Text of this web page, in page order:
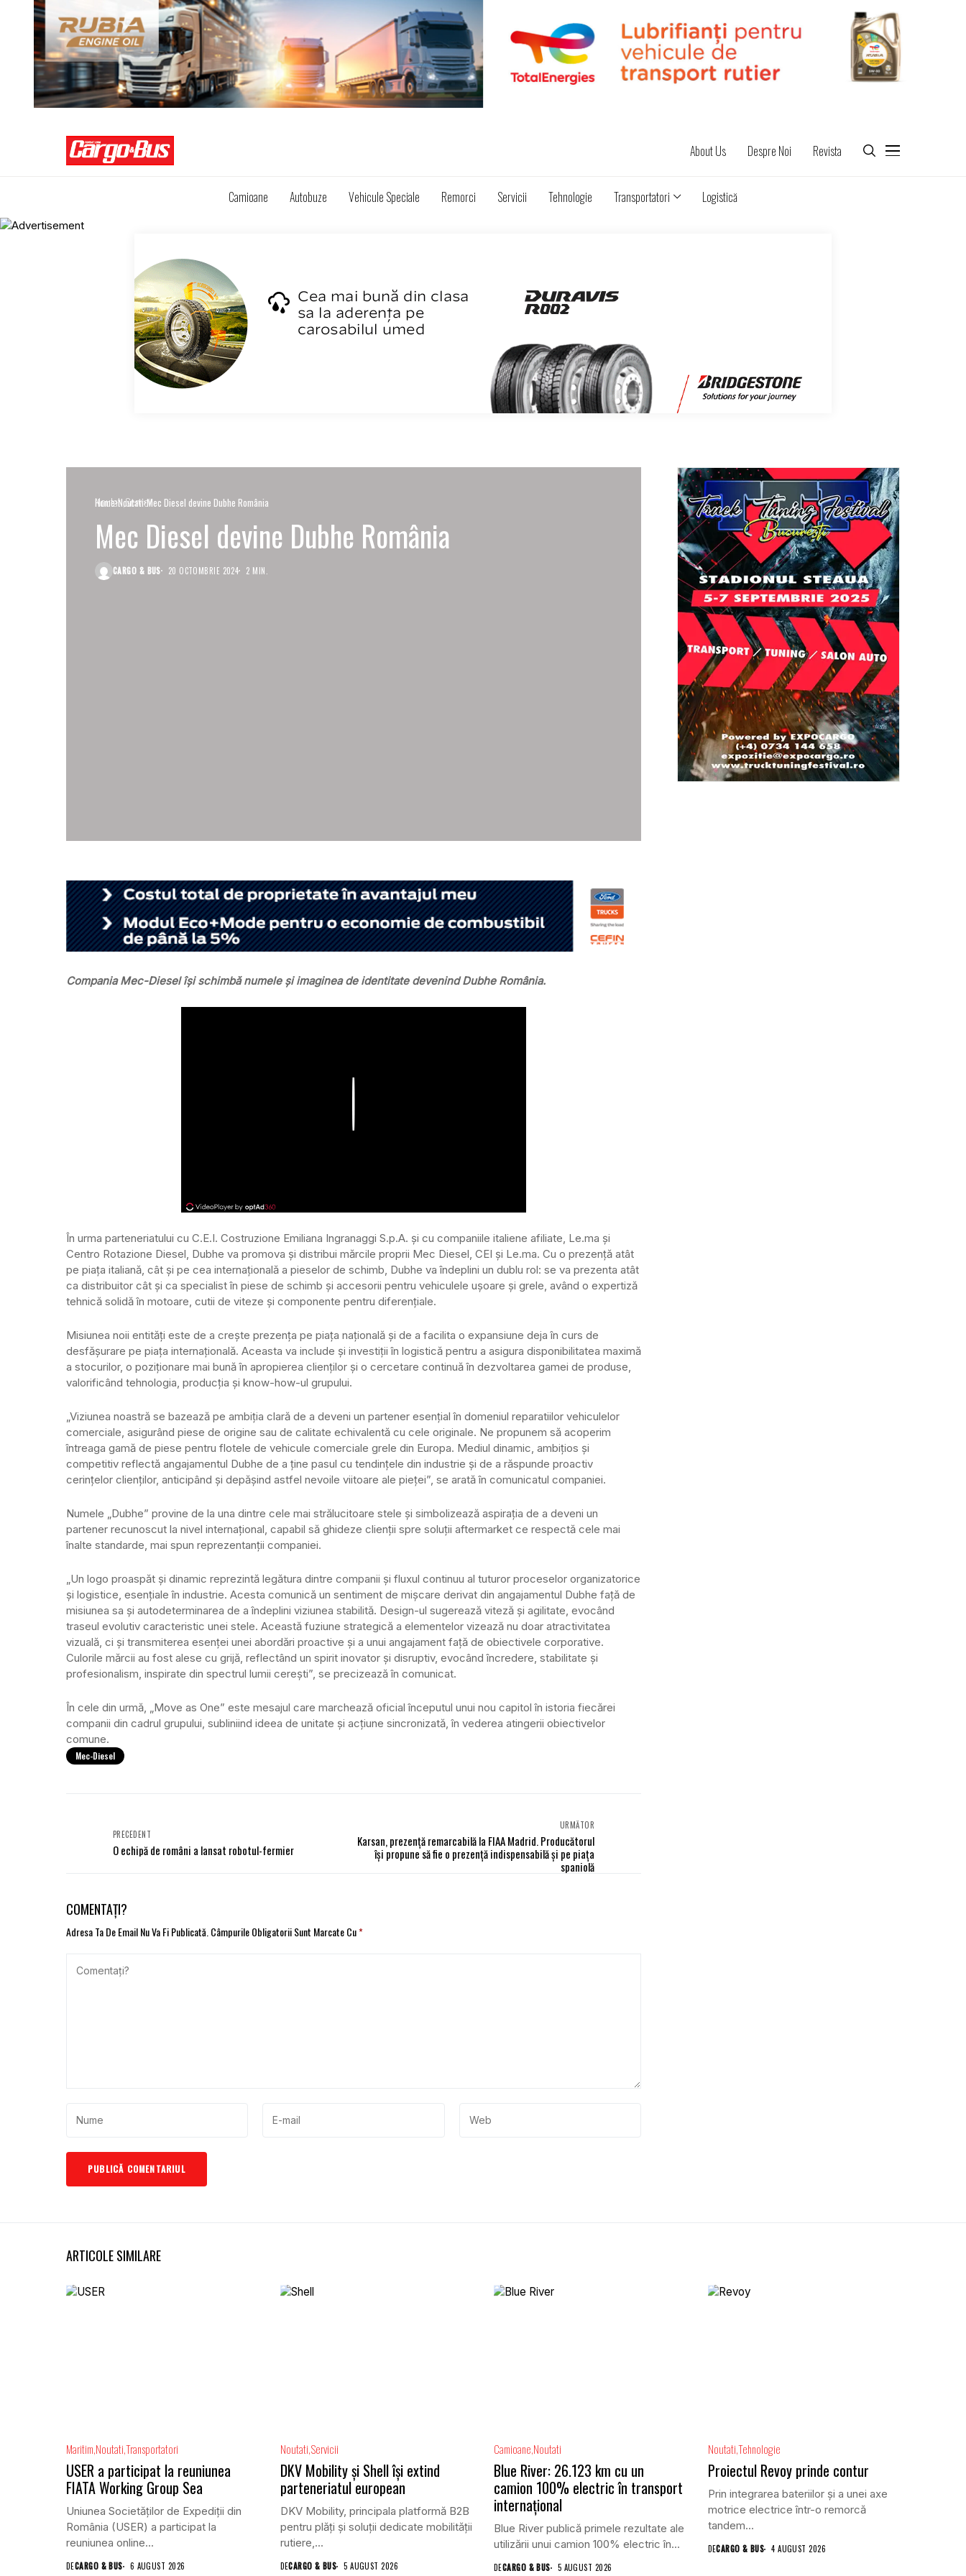
About Us Despre Noi Revista
Camioane Autobuze Vehicule Speciale Remorci Servicii Tehnologie Transportatori Logistică
Home Noutati Mec Diesel devine Dubhe România
NoutatiServicii
Mec Diesel devine Dubhe România
CARGO & BUS 20 OCTOMBRIE 2024 2 MIN.
Compania Mec-Diesel își schimbă numele și imaginea de identitate devenind Dubhe România.
În urma parteneriatului cu C.E.I. Costruzione Emiliana Ingranaggi S.p.A. și cu companiile italiene afiliate, Le.ma și
Centro Rotazione Diesel, Dubhe va promova și distribui mărcile proprii Mec Diesel, CEI și Le.ma. Cu o prezență atât
pe piața italiană, cât și pe cea internațională a pieselor de schimb, Dubhe va îndeplini un dublu rol: se va prezenta atât
ca distribuitor cât și ca specialist în piese de schimb și accesorii pentru vehiculele ușoare și grele, având o expertiză
tehnică solidă în motoare, cutii de viteze și componente pentru diferențiale.
Misiunea noii entități este de a crește prezența pe piața națională și de a facilita o expansiune deja în curs de
desfășurare pe piața internațională. Aceasta va include și investiții în logistică pentru a asigura disponibilitatea maximă
a stocurilor, o poziționare mai bună în apropierea clienților și o cercetare continuă în dezvoltarea gamei de produse,
valorificând tehnologia, producția și know-how-ul grupului.
„Viziunea noastră se bazează pe ambiția clară de a deveni un partener esențial în domeniul reparatiilor vehiculelor
comerciale, asigurând piese de origine sau de calitate echivalentă cu cele originale. Ne propunem să acoperim
întreaga gamă de piese pentru flotele de vehicule comerciale grele din Europa. Mediul dinamic, ambițios și
competitiv reflectă angajamentul Dubhe de a ține pasul cu tendințele din industrie și de a răspunde proactiv
cerințelor clienților, anticipând și depășind astfel nevoile viitoare ale pieței”, se arată în comunicatul companiei.
Numele „Dubhe” provine de la una dintre cele mai strălucitoare stele și simbolizează aspirația de a deveni un
partener recunoscut la nivel internațional, capabil să ghideze clienții spre soluții aftermarket ce respectă cele mai
înalte standarde, mai spun reprezentanții companiei.
„Un logo proaspăt și dinamic reprezintă legătura dintre companii și fluxul continuu al tuturor proceselor organizatorice
și logistice, esențiale în industrie. Acesta comunică un sentiment de mișcare derivat din angajamentul Dubhe față de
misiunea sa și autodeterminarea de a îndeplini viziunea stabilită. Design-ul sugerează viteză și agilitate, evocând
traseul evolutiv caracteristic unei stele. Această fuziune strategică a elementelor vizează nu doar atractivitatea
vizuală, ci și transmiterea esenței unei abordări proactive și a unui angajament față de obiectivele corporative.
Culorile mărcii au fost alese cu grijă, reflectând un spirit inovator și disruptiv, evocând încredere, stabilitate și
profesionalism, inspirate din spectrul lumii cerești”, se precizează în comunicat.
În cele din urmă, „Move as One” este mesajul care marchează oficial începutul unui nou capitol în istoria fiecărei
companii din cadrul grupului, subliniind ideea de unitate și acțiune sincronizată, în vederea atingerii obiectivelor
comune.
Mec-Diesel
PRECEDENT
O echipă de români a lansat robotul-fermier
URMĂTOR
Karsan, prezență remarcabilă la FIAA Madrid. Producătorul
își propune să fie o prezență indispensabilă și pe piața
spaniolă
COMENTAȚI?
Adresa Ta De Email Nu Va Fi Publicată. Câmpurile Obligatorii Sunt Marcate Cu*
ARTICOLE SIMILARE
Maritim NoutatiTransportatori
USER a participat la reuniunea
FIATA Working Group Sea
Uniunea Societăților de Expediții din
România (USER) a participat la
reuniunea online...
DECARGO & BUS 6 AUGUST 2026
Noutati Servicii
DKV Mobility și Shell își extind
parteneriatul european
DKV Mobility, principala platformă B2B
pentru plăți și soluții dedicate mobilității
rutiere,...
DECARGO & BUS 5 AUGUST 2026
Camioane Noutati
Blue River: 26.123 km cu un
camion 100% electric în transport
internațional
Blue River publică primele rezultate ale
utilizării unui camion 100% electric în...
DECARGO & BUS 5 AUGUST 2026
NoutatiTehnologie
Proiectul Revoy prinde contur
Prin integrarea bateriilor și a unei axe
motrice electrice într-o remorcă
tandem...
DECARGO & BUS 4 AUGUST 2026